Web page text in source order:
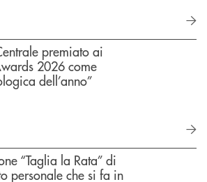
premiato ai
2026 come
dell’anno”
“Taglia la Rata” di
personale che si fa in